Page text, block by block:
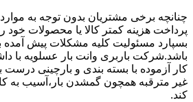
چنانچه برخی مشتریان بدون توجه به
پرداخت هزینه کمتر کالا یا محصولات خود
بسپارد مسئولیت کلیه مشکلات پیش آمده
باشد.شرکت باربری وانت بار عسلویه با
کار آزموده با بسته بندی و بارچینی درست
غیر مترقبه همچون گمشدن بار،آسیب به
کند.